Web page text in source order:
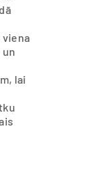
viena
lai